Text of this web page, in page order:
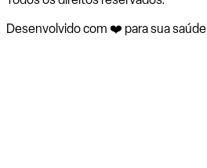
Desenvolvido com ❤️ para sua saúde